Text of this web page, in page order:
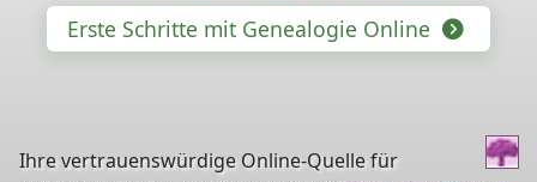
Erste Schritte mit Genealogie Online
Ihre vertrauenswürdige Online-Quelle für